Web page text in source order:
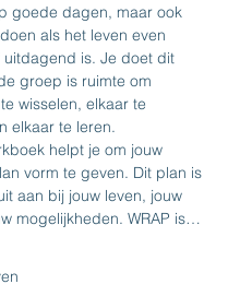
goede dagen, maar ook
als het leven even
uitdagend is. Je doet dit
groep is ruimte om
wisselen, elkaar te
elkaar te leren.
helpt je om jouw
vorm te geven. Dit plan is
aan bij jouw leven, jouw
mogelijkheden. WRAP is…